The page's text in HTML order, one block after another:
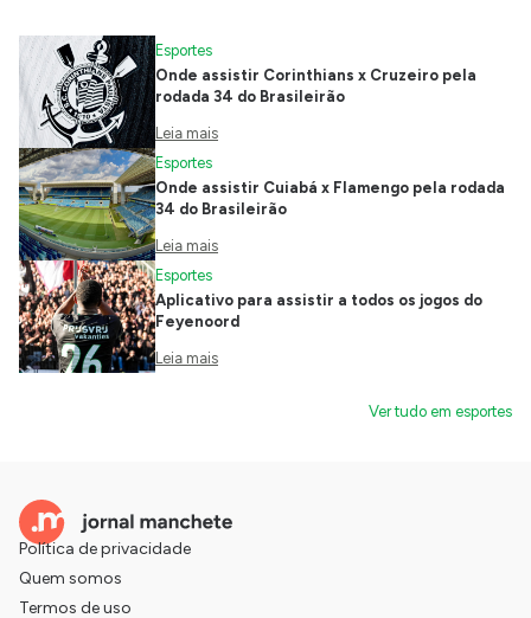
Esportes
Onde assistir Corinthians x Cruzeiro pela
rodada 34 do Brasileirão
Leia mais
Esportes
Onde assistir Cuiabá x Flamengo pela rodada
34 do Brasileirão
Leia mais
Esportes
Aplicativo para assistir a todos os jogos do
Feyenoord
Leia mais
Ver tudo em esportes
Política de privacidade
Quem somos
Termos de uso